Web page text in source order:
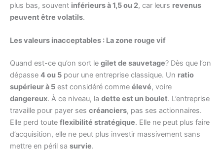
plus bas, souvent inférieurs à 1,5 ou 2, car leurs revenus
peuvent être volatils.
Les valeurs inacceptables : La zone rouge vif
Quand est-ce qu’on sort le gilet de sauvetage? Dès que l’on
dépasse 4 ou 5 pour une entreprise classique. Un ratio
supérieur à 5 est considéré comme élevé, voire
dangereux. À ce niveau, la dette est un boulet. L’entreprise
travaille pour payer ses créanciers, pas ses actionnaires.
Elle perd toute flexibilité stratégique. Elle ne peut plus faire
d’acquisition, elle ne peut plus investir massivement sans
mettre en péril sa survie.